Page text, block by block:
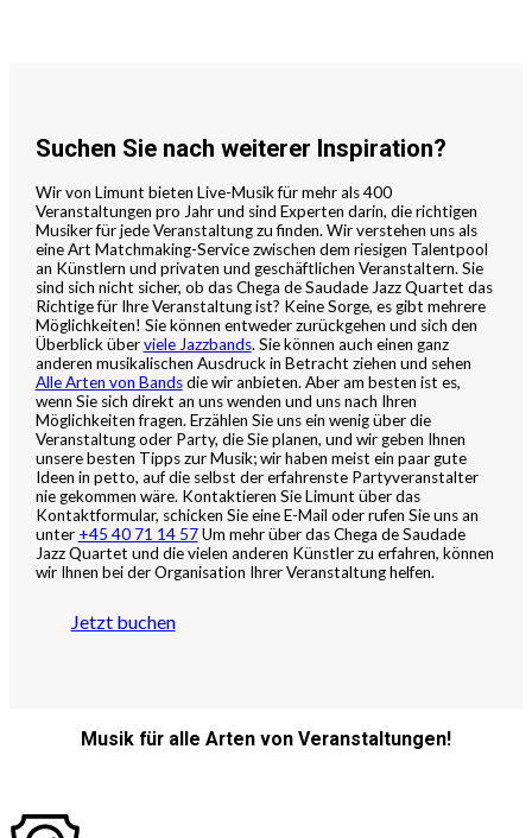
Suchen Sie nach weiterer Inspiration?
Wir von Limunt bieten Live-Musik für mehr als 400
Veranstaltungen pro Jahr und sind Experten darin, die richtigen
Musiker für jede Veranstaltung zu finden. Wir verstehen uns als
eine Art Matchmaking-Service zwischen dem riesigen Talentpool
an Künstlern und privaten und geschäftlichen Veranstaltern. Sie
sind sich nicht sicher, ob das Chega de Saudade Jazz Quartet das
Richtige für Ihre Veranstaltung ist? Keine Sorge, es gibt mehrere
Möglichkeiten! Sie können entweder zurückgehen und sich den
Überblick überviele Jazzbands. Sie können auch einen ganz
anderen musikalischen Ausdruck in Betracht ziehen und sehen
Alle Arten von Bandsdie wir anbieten. Aber am besten ist es,
wenn Sie sich direkt an uns wenden und uns nach Ihren
Möglichkeiten fragen. Erzählen Sie uns ein wenig über die
Veranstaltung oder Party, die Sie planen, und wir geben Ihnen
unsere besten Tipps zur Musik; wir haben meist ein paar gute
Ideen in petto, auf die selbst der erfahrenste Partyveranstalter
nie gekommen wäre. Kontaktieren Sie Limunt über das
Kontaktformular, schicken Sie eine E-Mail oder rufen Sie uns an
unter +45 40 71 14 57Um mehr über das Chega de Saudade
Jazz Quartet und die vielen anderen Künstler zu erfahren, können
wir Ihnen bei der Organisation Ihrer Veranstaltung helfen.
Jetzt buchen
Musik für alle Arten von Veranstaltungen!